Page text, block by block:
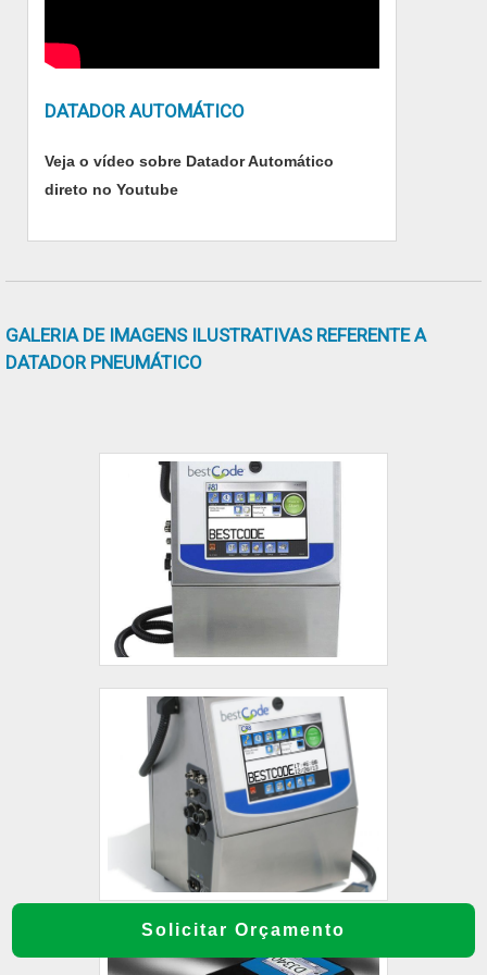
embalagens flexíveis.É reconhecida por ser
padrões alcançados por conter escritório de
atividades e equipamentos de última geração.
Tudo isso, somado à performance de uma
certificados, garante a melhor experiência para
DATADOR AUTOMÁTICO
Veja o vídeo sobre Datador Automático
direto no Youtube
GALERIA DE IMAGENS ILUSTRATIVAS REFERENTE A
DATADOR PNEUMÁTICO
Solicitar Orçamento